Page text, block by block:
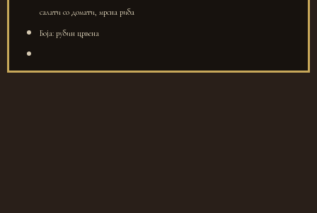
салати со домати, мрсна риба
Боја: рубин црвена